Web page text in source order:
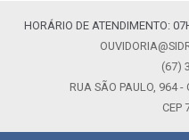
HORÁRIO DE ATENDIMENTO:
(67)
RUA SÃO PAULO, 964
CEP